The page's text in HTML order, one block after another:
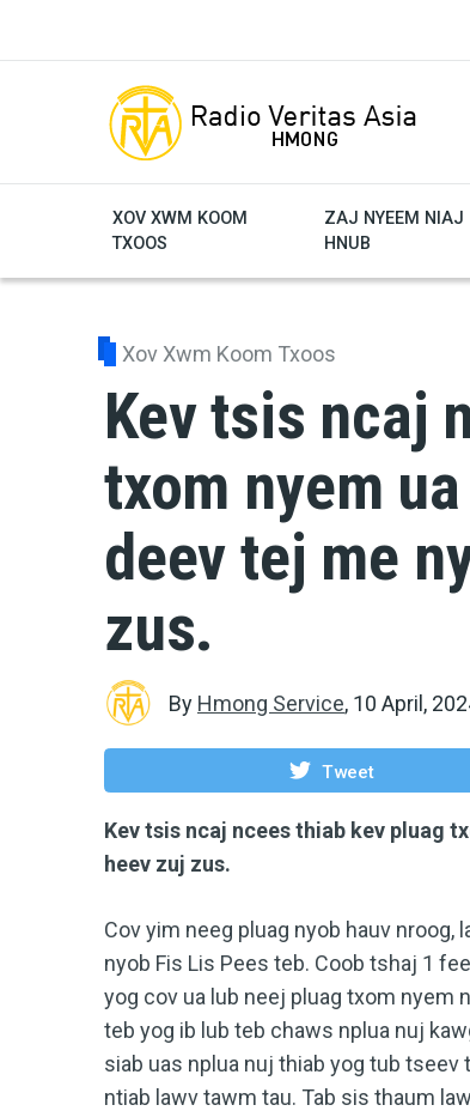
XOV XWM KOOM
TXOOS
ZAJ NYEEM NIAJ
HNUB
Xov Xwm Koom Txoos
Kev tsis ncaj
txom nyem
deev tej me
zus.
By Hmong Service, 10 April,
Tweet
Kev tsis ncaj ncees thiab kev pluag
heev zuj zus.
Cov yim neeg pluag nyob hauv
nyob Fis Lis Pees teb. Coob tshaj 1
yog cov ua lub neej pluag txom nyem
teb yog ib lub teb chaws nplua nuj
siab uas nplua nuj thiab yog tub
ntiab lawv tawm tau. Tab sis thaum